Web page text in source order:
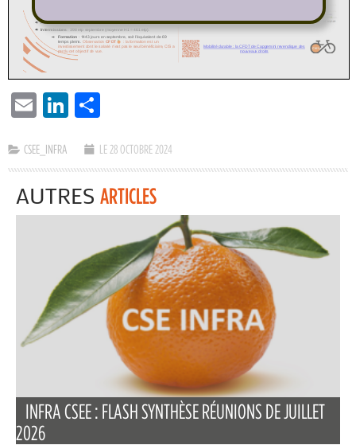
EMAIL LINKEDIN
CSEE_INFRA LE 28 OCTOBRE 2024
AUTRES ARTICLES
INFRA CSEE : FLASH SYNTHÈSE RÉUNIONS DE JUILLET
2026